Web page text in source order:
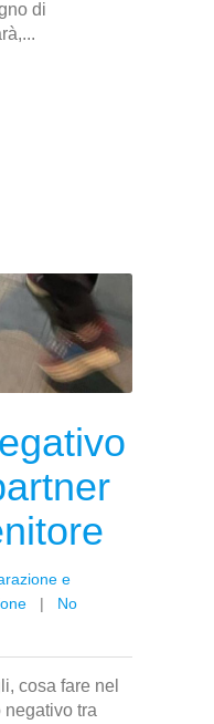
di
e
| No
cosa fare nel
tra